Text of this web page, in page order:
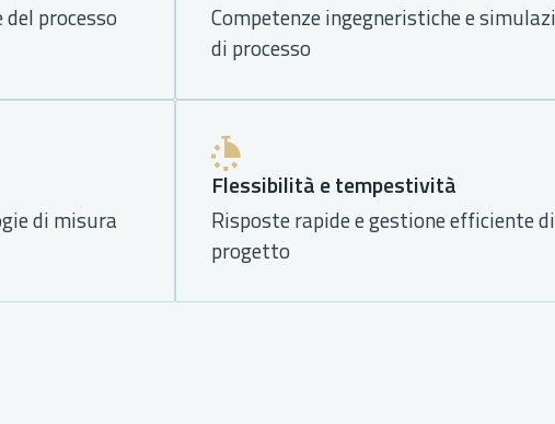
processo
Competenze ingegneristiche e
di processo
di misura
Flessibilità e tempestività
Risposte rapide e gestione efficiente
progetto